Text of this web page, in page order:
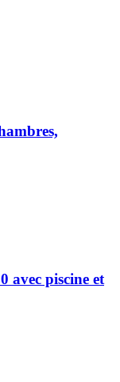
avec piscine et